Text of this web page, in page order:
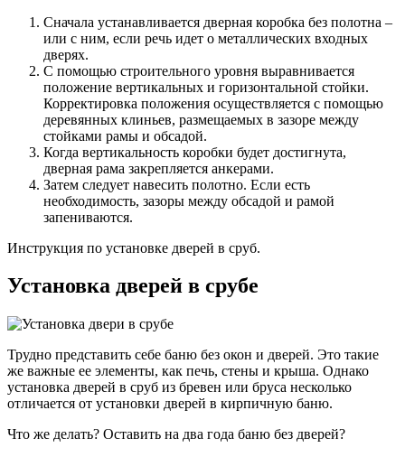
Сначала устанавливается дверная коробка без полотна –
или с ним, если речь идет о металлических входных
дверях.
С помощью строительного уровня выравнивается
положение вертикальных и горизонтальной стойки.
Корректировка положения осуществляется с помощью
деревянных клиньев, размещаемых в зазоре между
стойками рамы и обсадой.
Когда вертикальность коробки будет достигнута,
дверная рама закрепляется анкерами.
Затем следует навесить полотно. Если есть
необходимость, зазоры между обсадой и рамой
запениваются.
Инструкция по установке дверей в сруб.
Установка дверей в срубе
Трудно представить себе баню без окон и дверей. Это такие
же важные ее элементы, как печь, стены и крыша. Однако
установка дверей в сруб из бревен или бруса несколько
отличается от установки дверей в кирпичную баню.
Что же делать? Оставить на два года баню без дверей?